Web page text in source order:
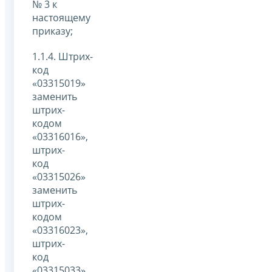
№ 3 к
настоящему
приказу;
1.1.4. Штрих-
код
«03315019»
заменить
штрих-
кодом
«03316016»,
штрих-
код
«03315026»
заменить
штрих-
кодом
«03316023»,
штрих-
код